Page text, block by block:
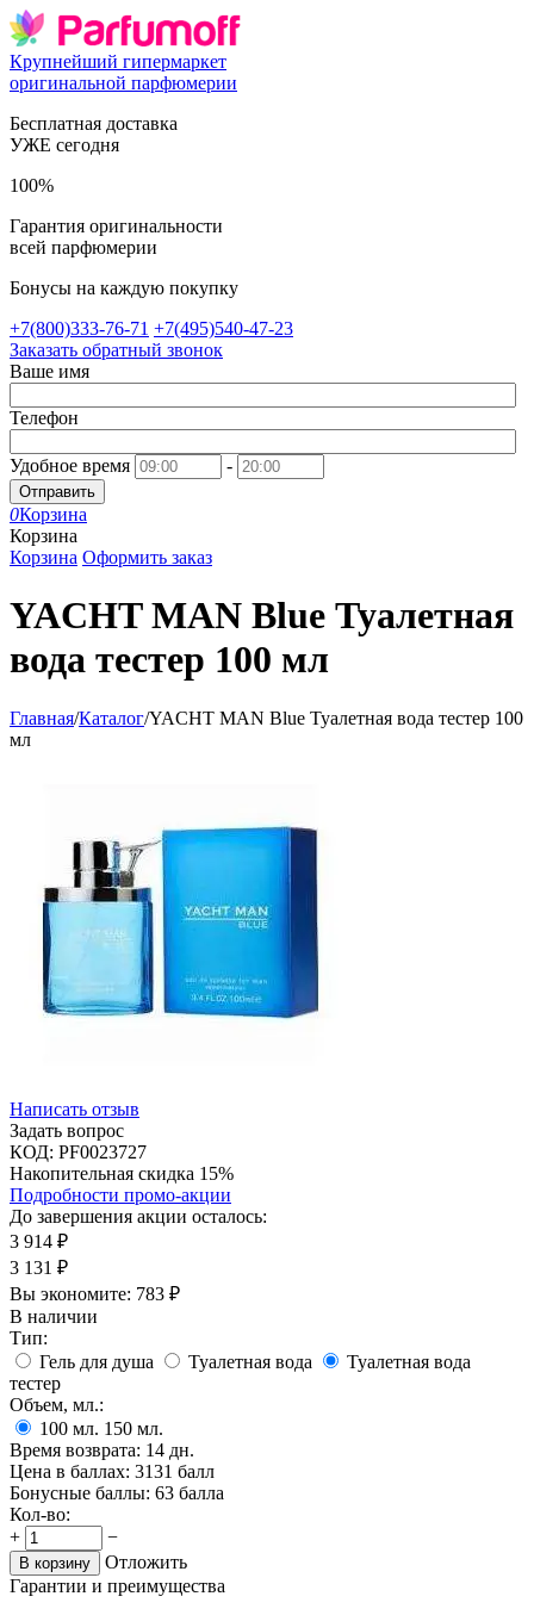
Крупнейший гипермаркет
оригинальной парфюмерии
Бесплатная доставка
УЖЕ сегодня
100%
Гарантия оригинальности
всей парфюмерии
Бонусы на каждую покупку
+7(800)333-76-71 +7(495)540-47-23
Заказать обратный звонок
Ваше имя
Телефон
Удобное время -
Отправить
0Корзина
Корзина
Корзина Оформить заказ
YACHT MAN Blue Туалетная
вода тестер 100 мл
Главная/Каталог/YACHT MAN Blue Туалетная вода тестер 100
мл
Написать отзыв
Задать вопрос
КОД: PF0023727
Накопительная скидка 15%
Подробности промо-акции
До завершения акции осталось:
3 914 ₽
3 131 ₽
Вы экономите: 783 ₽
В наличии
Тип:
Гель для душа
Туалетная вода
Туалетная вода
тестер
Объем, мл.:
100 мл. 150 мл.
Время возврата: 14 дн.
Цена в баллах: 3131 балл
Бонусные баллы: 63 балла
Кол-во:
+
−
В корзину
Отложить
Гарантии и преимущества